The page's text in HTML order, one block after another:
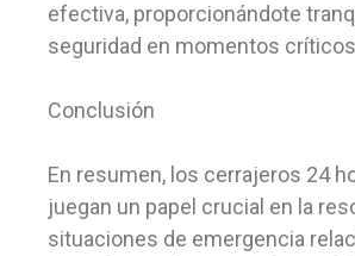
efectiva, proporcionándote
seguridad en momentos
Conclusión
En resumen, los cerrajeros 24
juegan un papel crucial en la
situaciones de emergencia